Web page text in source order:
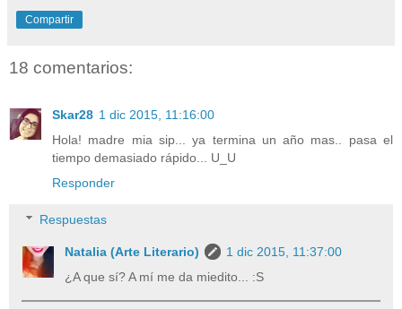
Compartir
18 comentarios:
Skar28 1 dic 2015, 11:16:00
Hola! madre mia sip... ya termina un año mas.. pasa el
tiempo demasiado rápido... U_U
Responder
Respuestas
Natalia (Arte Literario)
1 dic 2015, 11:37:00
¿A que sí? A mí me da miedito... :S